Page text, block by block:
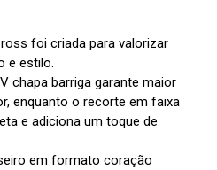
foi criada para valorizar
e estilo.
chapa barriga garante maior
enquanto o recorte em faixa
e adiciona um toque de
em formato coração